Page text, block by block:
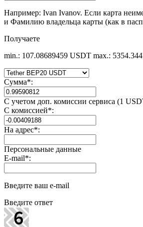
Например: Ivan Ivanov. Если карта
и Фамилию владельца карты (как в
Получаете
min.: 107.08689459 USDT max.:
Сумма*:
С учетом доп. комиссии сервиса (1
С комиссией*:
На адрес*:
Персональные данные
E-mail*:
Введите ваш e-mail
Введите ответ